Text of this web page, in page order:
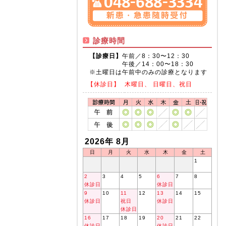
診療時間
【診療日】 午前／8：30〜12：30
午後／14：00〜18：30
※土曜日は午前中のみの診療となります
【休診日】
木曜日、 日曜日、祝日
2026年 8月
日 月 火 水 木 金
土
1
2
休診日
3 4 5
6
休診日
7 8
9
休診日
10
11
祝日
休診日
12
13
休診日
14 15
16
17 18 19
20
21 22